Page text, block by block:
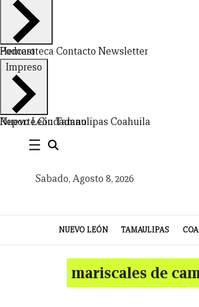
Hemeroteca Contacto Newsletter
Podcast
Impreso
Nuevo LeónTamaulipas Coahuila
Reporte Ciudadano
☰
Sabado, Agosto 8, 2026
NUEVO LEÓN TAMAULIPAS
LEÓN
DE
VIDA
mariscales de